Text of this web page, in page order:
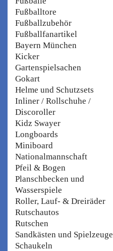
Fußballtore
Fußballzubehör
Fußballfanartikel
Bayern München
Kicker
Gartenspielsachen
Gokart
Helme und Schutzsets
Inliner / Rollschuhe /
Discoroller
Kidz Swayer
Longboards
Miniboard
Nationalmannschaft
Pfeil & Bogen
Planschbecken und
Wasserspiele
Roller, Lauf- & Dreiräder
Rutschautos
Rutschen
Sandkästen und Spielzeuge
Schaukeln